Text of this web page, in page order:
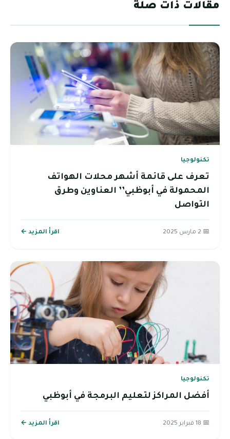
مقالات ذات صلة
تكنولوجيا
تعرف على قائمة أشهر محلات الهواتف
المحمولة في أبوظبي’’ العناوين وطرق
التواصل
📅 2 مارس 2025 اقرأ المزيد ←
تكنولوجيا
أفضل المراكز لتعليم البرمجة في أبوظبي
📅 18 فبراير 2025 اقرأ المزيد ←